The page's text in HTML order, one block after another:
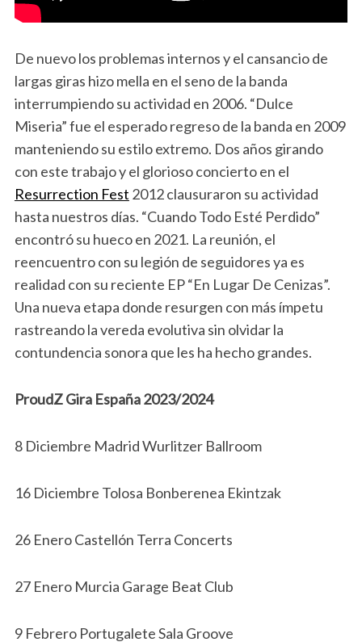
De nuevo los problemas internos y el cansancio de
largas giras hizo mella en el seno de la banda
interrumpiendo su actividad en 2006. “Dulce
Miseria” fue el esperado regreso de la banda en 2009
manteniendo su estilo extremo. Dos años girando
con este trabajo y el glorioso concierto en el
Resurrection Fest 2012 clausuraron su actividad
hasta nuestros días. “Cuando Todo Esté Perdido”
encontró su hueco en 2021. La reunión, el
reencuentro con su legión de seguidores ya es
realidad con su reciente EP “En Lugar De Cenizas”.
Una nueva etapa donde resurgen con más ímpetu
rastreando la vereda evolutiva sin olvidar la
contundencia sonora que les ha hecho grandes.
ProudZ Gira España 2023/2024
8 Diciembre Madrid Wurlitzer Ballroom
16 Diciembre Tolosa Bonberenea Ekintzak
26 Enero Castellón Terra Concerts
27 Enero Murcia Garage Beat Club
9 Febrero Portugalete Sala Groove